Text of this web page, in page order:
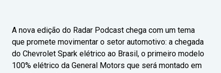
A nova edição do Radar Podcast chega com um tema
que promete movimentar o setor automotivo: a chegada
do Chevrolet Spark elétrico ao Brasil, o primeiro modelo
100% elétrico da General Motors que será montado em